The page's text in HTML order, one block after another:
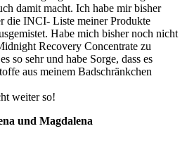
damit macht. Ich habe mir bisher
die INCI- Liste meiner Produkte
Habe mich bisher noch nicht
Recovery Concentrate zu
so sehr und habe Sorge, dass es
aus meinem Badschränkchen
weiter so!
und Magdalena